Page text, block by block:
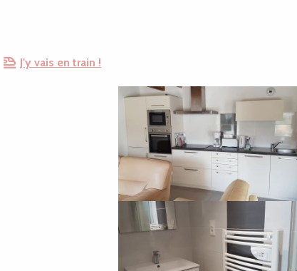
J'y vais en train !